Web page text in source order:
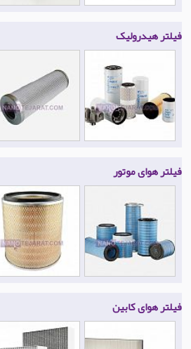
فیلتر هیدرولیک
فیلتر هوای موتور
فیلتر هوای کابین